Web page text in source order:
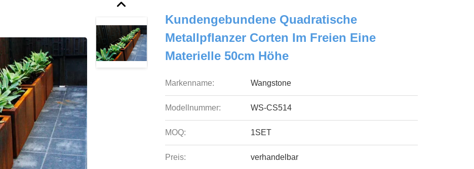
Kundengebundene Quadratische
Metallpflanzer Corten Im Freien Eine
Materielle 50cm Höhe
Markenname: Wangstone
Modellnummer: WS-CS514
MOQ: 1SET
Preis: verhandelbar